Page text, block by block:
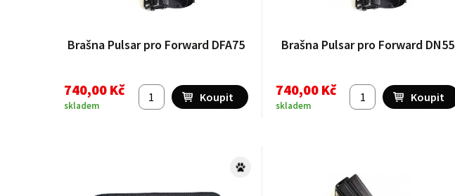
Brašna Pulsar pro Forward DFA75
740,00 Kč
skladem
Brašna Pulsar pro Forward DN55
740,00 Kč
skladem